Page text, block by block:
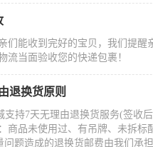
们能收到完好的宝贝，我们提
流当面验收您的快递包裹！
退换货原则
支持7天无理由退换货服务(签收
商品未使用过、有吊牌、未拆标
问题造成的退换货邮费由我们承